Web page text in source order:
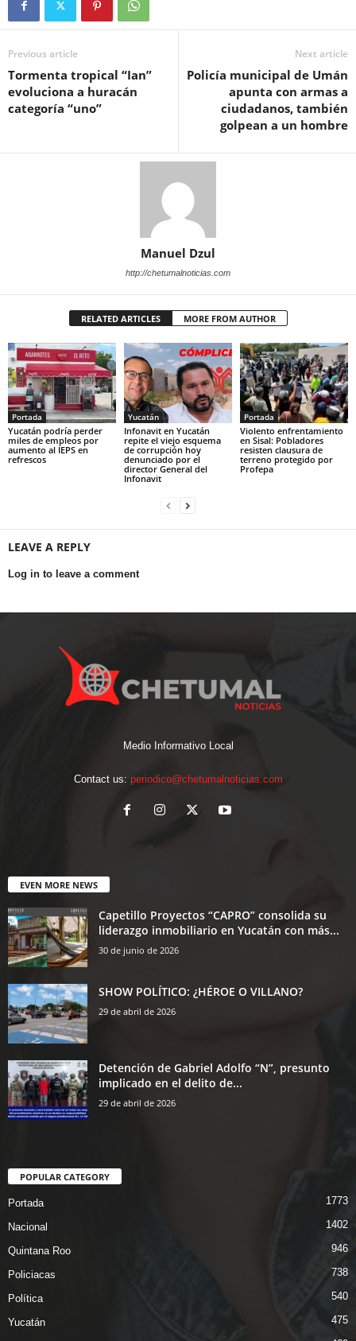
Previous article
Tormenta tropical “Ian”
evoluciona a huracán
categoría “uno”
Next article
Policía municipal de Umán
apunta con armas a
ciudadanos, también
golpean a un hombre
Manuel Dzul
http://chetumalnoticias.com
RELATED ARTICLES MORE FROM AUTHOR
Portada
Yucatán podría perder
miles de empleos por
aumento al IEPS en
refrescos
Yucatán
Infonavit en Yucatán
repite el viejo esquema
de corrupción hoy
denunciado por el
director General del
Infonavit
Portada
Violento enfrentamiento
en Sisal: Pobladores
resisten clausura de
terreno protegido por
Profepa
LEAVE A REPLY
Log in to leave a comment
Medio Informativo Local
Contact us: periodico@chetumalnoticias.com
EVEN MORE NEWS
Capetillo Proyectos “CAPRO” consolida su
liderazgo inmobiliario en Yucatán con más...
30 de junio de 2026
SHOW POLÍTICO: ¿HÉROE O VILLANO?
29 de abril de 2026
Detención de Gabriel Adolfo “N”, presunto
implicado en el delito de...
29 de abril de 2026
POPULAR CATEGORY
Portada 1773
Nacional 1402
Quintana Roo 946
Policiacas 738
Política 540
Yucatán 475